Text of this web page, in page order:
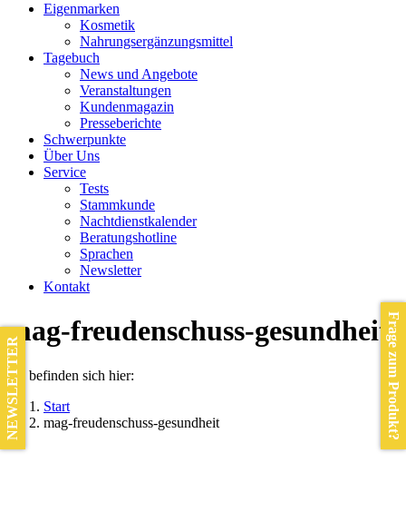
Eigenmarken
Kosmetik
Nahrungsergänzungsmittel
Tagebuch
News und Angebote
Veranstaltungen
Kundenmagazin
Presseberichte
Schwerpunkte
Über Uns
Service
Tests
Stammkunde
Nachtdienstkalender
Beratungshotline
Sprachen
Newsletter
Kontakt
mag-freudenschuss-gesundheit
Sie befinden sich hier:
Start
mag-freudenschuss-gesundheit
Frage zum Produkt?
NEWSLETTER